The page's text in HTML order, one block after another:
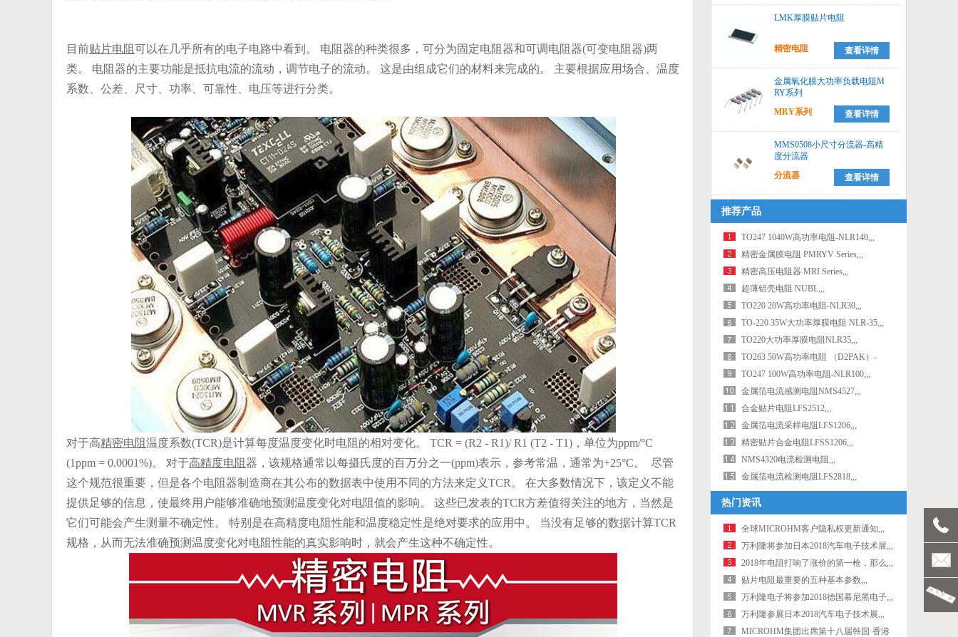
目前贴片电阻可以在几乎所有的电子电路中看到。 电阻器的种类很多，可分为固定电阻器和可调电阻器(可变电阻器)两
类。 电阻器的主要功能是抵抗电流的流动，调节电子的流动。 这是由组成它们的材料来完成的。 主要根据应用场合、温度
系数、公差、尺寸、功率、可靠性、电压等进行分类。
对于高精密电阻温度系数(TCR)是计算每度温度变化时电阻的相对变化。 TCR = (R2 - R1)/ R1 (T2 - T1)，单位为ppm/°C
(1ppm = 0.0001%)。 对于高精度电阻器，该规格通常以每摄氏度的百万分之一(ppm)表示，参考常温，通常为+25°C。 尽管
这个规范很重要，但是各个电阻器制造商在其公布的数据表中使用不同的方法来定义TCR。 在大多数情况下，该定义不能
提供足够的信息，使最终用户能够准确地预测温度变化对电阻值的影响。 这些已发表的TCR方差值得关注的地方，当然是
它们可能会产生测量不确定性。 特别是在高精度电阻性能和温度稳定性是绝对要求的应用中。 当没有足够的数据计算TCR
规格，从而无法准确预测温度变化对电阻性能的真实影响时，就会产生这种不确定性。
LMK厚膜贴片电阻
精密电阻 查看详情
金属氧化膜大功率负载电阻M
RY系列
MRY系列
查看详情
MMS0508小尺寸分流器-高精
度分流器
分流器
查看详情
推荐产品
TO247 1040W高功率电阻-NLR140,,,
精密金属膜电阻 PMRYV Series,,,
精密高压电阻器 MRI Series,,,
超薄铝壳电阻 NUBL,,,
TO220 20W高功率电阻-NLR30,,,
TO-220 35W大功率厚膜电阻 NLR-35,,,
TO220大功率厚膜电阻NLR35,,,
TO263 50W高功率电阻 （D2PAK）-
NLR50 (SM,,,
TO247 100W高功率电阻-NLR100,,,
金属箔电流感测电阻NMS4527,,,
合金贴片电阻LFS2512,,,
金属箔电流采样电阻LFS1206,,,
精密贴片合金电阻LFSS1206,,,
NMS4320电流检测电阻,,,
金属箔电流检测电阻LFS2818,,,
热门资讯
全球MICROHM客户隐私权更新通知,,,
万利隆将参加日本2018汽车电子技术展,,,
2018年电阻打响了涨价的第一枪，那么,,,
贴片电阻最重要的五种基本参数,,,
万利隆电子将参加2018德国慕尼黑电子,,,
万利隆参展日本2018汽车电子技术展,,,
MICROHM集团出席第十八届韩国·香港